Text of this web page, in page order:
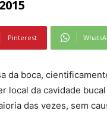
Pinterest
da boca,
local da cavidade
das vezes, sem